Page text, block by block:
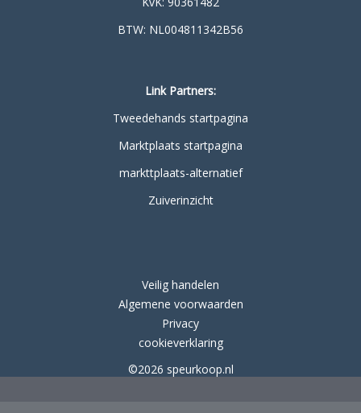
BTW: NL004811342B56
Link Partners:
Tweedehands startpagina
Marktplaats startpagina
markttplaats-alternatief
Zuiverinzicht
Veilig handelen
Algemene voorwaarden
Privacy
cookieverklaring
©2026 speurkoop.nl